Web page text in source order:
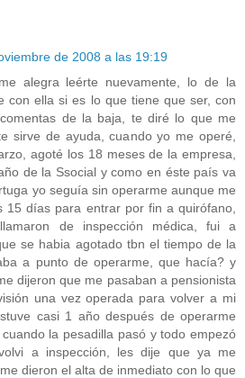
de 2008 a las 19:19
alegra leérte nuevamente, lo de la
con ella si es lo que tiene que ser, con
de la baja, te diré lo que me
sirve de ayuda, cuando yo me operé,
agoté los 18 meses de la empresa,
de la Ssocial y como en éste país va
yo seguía sin operarme aunque me
15 días para entrar por fin a quirófano,
de inspección médica, fui a
se habia agotado tbn el tiempo de la
a punto de operarme, que hacía? y
dijeron que me pasaban a pensionista
una vez operada para volver a mi
casi 1 año después de operarme
la pesadilla pasó y todo empezó
a inspección, les dije que ya me
dieron el alta de inmediato con lo que